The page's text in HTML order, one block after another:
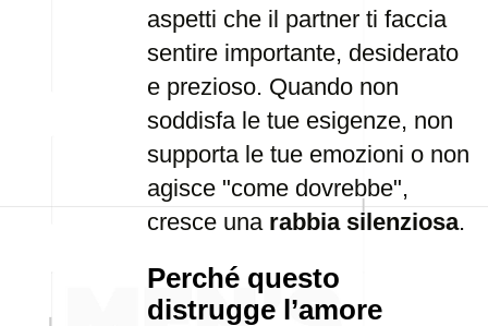
aspetti che il partner ti faccia
sentire importante, desiderato
e prezioso. Quando non
soddisfa le tue esigenze, non
supporta le tue emozioni o non
agisce "come dovrebbe",
cresce una rabbia silenziosa.
Perché questo
distrugge l’amore